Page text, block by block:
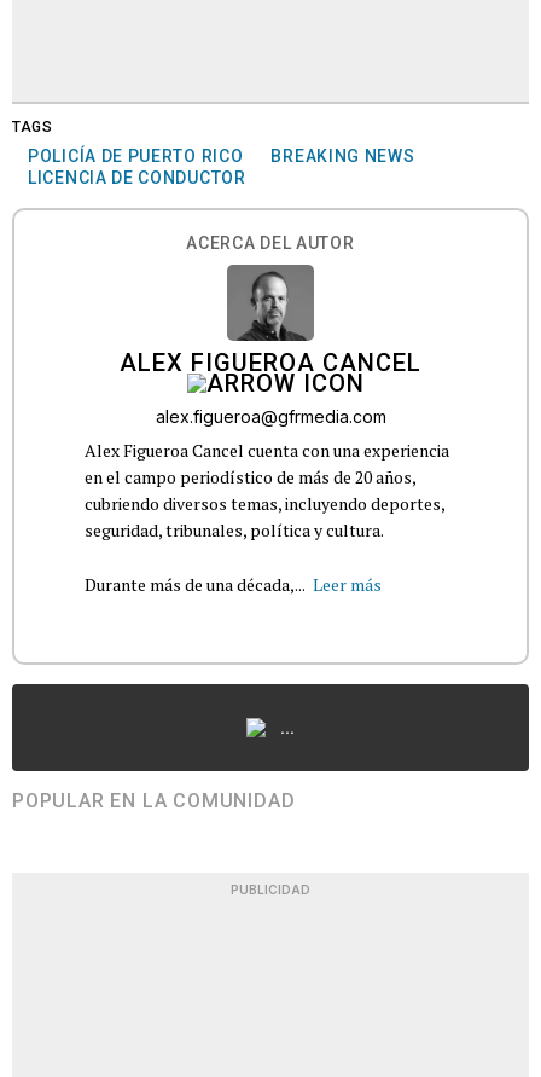
TAGS
POLICÍA DE PUERTO RICO
BREAKING NEWS
LICENCIA DE CONDUCTOR
ACERCA DEL AUTOR
ALEX FIGUEROA CANCEL
alex.figueroa@gfrmedia.com
Alex Figueroa Cancel cuenta con una experiencia
en el campo periodístico de más de 20 años,
cubriendo diversos temas, incluyendo deportes,
seguridad, tribunales, política y cultura.
Durante más de una década,... Leer más
...
POPULAR EN LA COMUNIDAD
PUBLICIDAD